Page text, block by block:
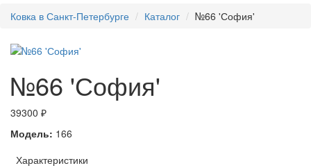
Ковка в Санкт-Петербурге Каталог №66 'София'
№66 'София'
39300 ₽
Модель: 166
Характеристики